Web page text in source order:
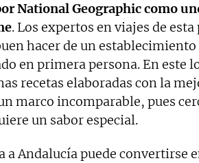
National Geographic como
. Los expertos en viajes de
hacer de un
en primera persona. En este
recetas elaboradas con la
marco incomparable, pues
un sabor especial.
a Andalucía puede convertirse